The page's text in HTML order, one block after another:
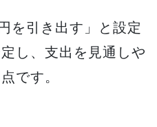
を引き出す」と設定
し、支出を見通しや
です。